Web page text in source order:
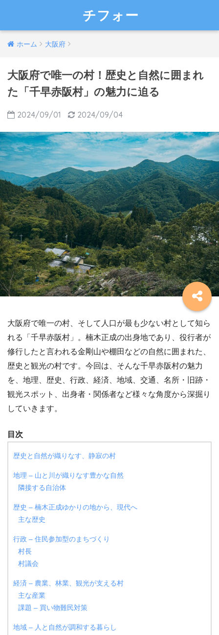
チフォー
ホーム 大阪府
大阪府で唯一の村！歴史と自然に囲まれ
た「千早赤阪村」の魅力に迫る
2024/09/01 2024/09/04
大阪府で唯一の村、そして人口が最も少ない村として知ら
れる「千早赤阪村」。楠木正成の出身地であり、役行者が
修行したと言われる金剛山や棚田などの自然に囲まれた、
歴史と観光の村です。今回は、そんな千早赤阪村の魅力
を、地理、歴史、行政、経済、地域、交通、名所・旧跡・
観光スポット、出身者・関係者など様々な角度から深掘り
していきます。
目次
歴史と自然が織りなす、静寂の村
地理 – 山と川が織りなす豊かな自然
隣接する自治体
歴史 – 楠木正成ゆかりの地から、現代へ
主な歴史
行政 – 住民参加型のまちづくり
村長
村議会
経済 – 農業、林業、観光が支える村
主な産業
課題 – 買い物難民対策
地域 – 人と自然が調和する暮らし